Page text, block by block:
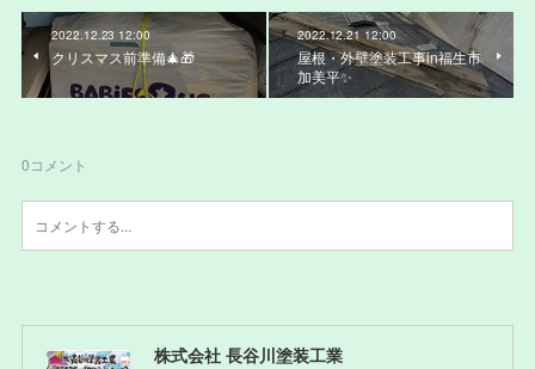
2022.12.23 12:00
クリスマス前準備🎄🎁
2022.12.21 12:00
屋根・外壁塗装工事in福生市
加美平✨
0コメント
株式会社 長谷川塗装工業